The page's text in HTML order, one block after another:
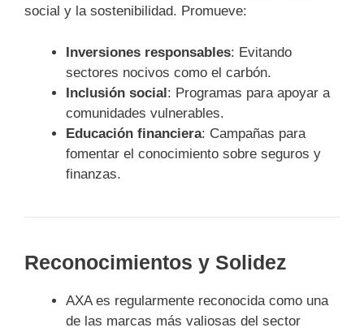
social y la sostenibilidad. Promueve:
Inversiones responsables: Evitando
sectores nocivos como el carbón.
Inclusión social: Programas para apoyar a
comunidades vulnerables.
Educación financiera: Campañas para
fomentar el conocimiento sobre seguros y
finanzas.
Reconocimientos y Solidez
AXA es regularmente reconocida como una
de las marcas más valiosas del sector